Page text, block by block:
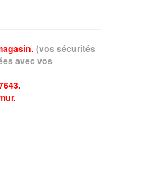
(vos sécurités
avec vos